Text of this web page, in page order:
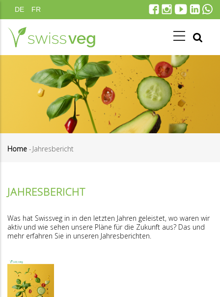
Direkt
zum
Inhalt
DE FR
Home - Jahresbericht
JAHRESBERICHT
Was hat Swissveg in in den letzten Jahren geleistet, wo waren wir
aktiv und wie sehen unsere Pläne für die Zukunft aus? Das und
mehr erfahren Sie in unseren Jahresberichten.